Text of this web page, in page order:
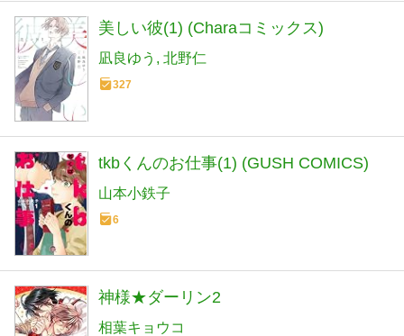
美しい彼(1) (Charaコミックス)
凪良ゆう 北野仁
327
tkbくんのお仕事(1) (GUSH COMICS)
山本小鉄子
6
神様★ダーリン2
相葉キョウコ